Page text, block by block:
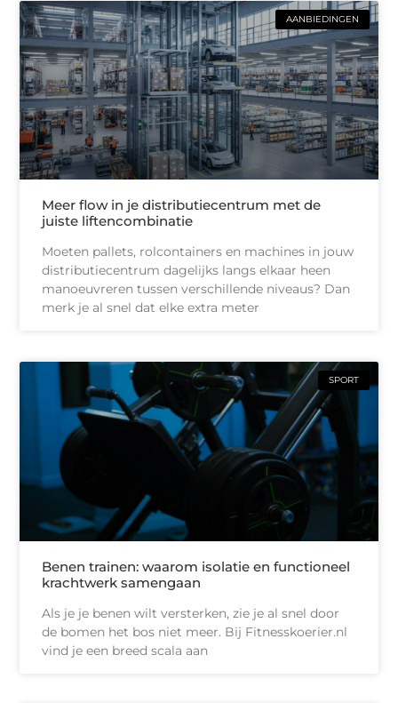
AANBIEDINGEN
Meer flow in je distributiecentrum met de
juiste liftencombinatie
Moeten pallets, rolcontainers en machines in jouw
distributiecentrum dagelijks langs elkaar heen
manoeuvreren tussen verschillende niveaus? Dan
merk je al snel dat elke extra meter
SPORT
Benen trainen: waarom isolatie en functioneel
krachtwerk samengaan
Als je je benen wilt versterken, zie je al snel door
de bomen het bos niet meer. Bij Fitnesskoerier.nl
vind je een breed scala aan